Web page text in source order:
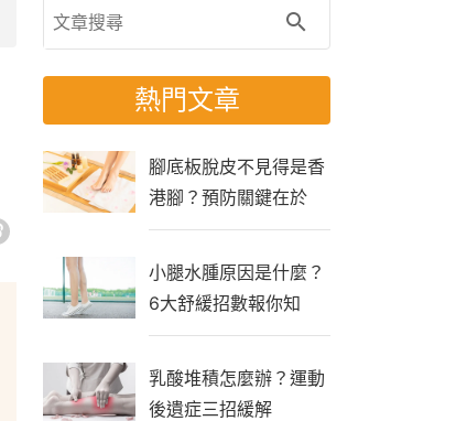
熱門文章
腳底板脫皮不見得是香
港腳？預防關鍵在於
「生活習慣」
小腿水腫原因是什麼？
6大舒緩招數報你知
乳酸堆積怎麼辦？運動
後遺症三招緩解